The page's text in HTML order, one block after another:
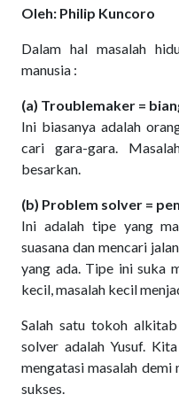
Oleh: Philip Kuncoro
Dalam hal masalah
manusia :
(a) Troublemaker =
Ini biasanya adalah
cari gara-gara.
besarkan.
(b) Problem solver =
Ini adalah tipe yang
suasana dan mencari
yang ada. Tipe ini suka
kecil, masalah kecil
Salah satu tokoh
solver adalah Yusuf.
mengatasi masalah demi
sukses.